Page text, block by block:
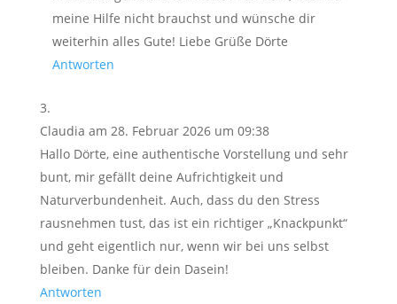
meine Hilfe nicht brauchst und wünsche dir
weiterhin alles Gute! Liebe Grüße Dörte
Antworten
Claudia am 28. Februar 2026 um 09:38
Hallo Dörte, eine authentische Vorstellung und sehr
bunt, mir gefällt deine Aufrichtigkeit und
Naturverbundenheit. Auch, dass du den Stress
rausnehmen tust, das ist ein richtiger „Knackpunkt“
und geht eigentlich nur, wenn wir bei uns selbst
bleiben. Danke für dein Dasein!
Antworten